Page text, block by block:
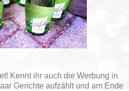
Kennt ihr auch die Werbung in
Gerichte aufzählt und am Ende